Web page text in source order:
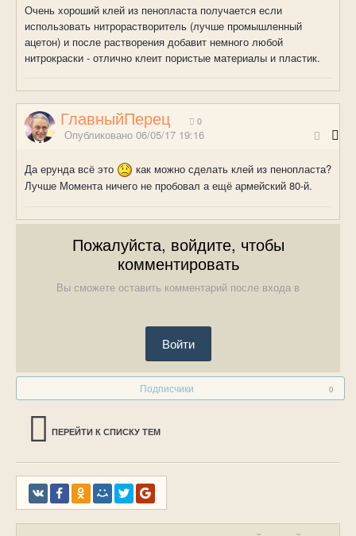
Очень хороший клей из пенопласта получается если
использовать нитрорастворитель (лучше промышленный
ацетон) и после растворения добавит немного любой
нитрокраски - отлично клеит пористые материалы и пластик.
ГлавныйПерец 0
Опубликовано 06/05/17 19:16
Да ерунда всё это
как можно сделать клей из пенопласта?
Лучше Момента ничего не пробовал а ещё армейский 80-й.
Пожалуйста, войдите, чтобы
комментировать
Вы сможете оставить комментарий после входа в
Войти
Подписчики 0
ПЕРЕЙТИ К СПИСКУ ТЕМ